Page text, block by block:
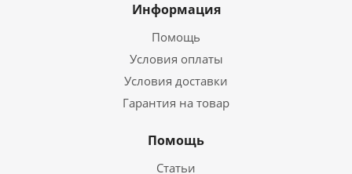
Информация
Помощь
Условия оплаты
Условия доставки
Гарантия на товар
Помощь
Статьи